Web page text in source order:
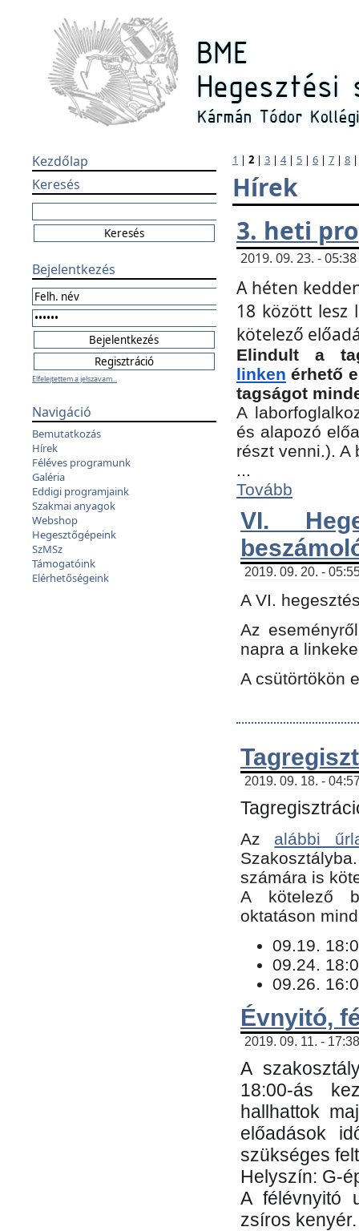
Kezdőlap
Keresés
Bejelentkezés
Elfelejtettem a jelszavam...
Navigáció
Bemutatkozás
Hírek
Féléves programunk
Galéria
Eddigi programjaink
Szakmai anyagok
Webshop
Hegesztőgépeink
SzMSz
Támogatóink
Elérhetőségeink
1 | 2 | 3 | 4| 5 | 6 | 7 | 8
Hírek
3. heti
2019. 09. 23. -
A héten
18 között lesz
kötelező
Elindult a
linken érhető
tagságot
A
és alapozó
részt venni.).
...
Tovább
VI.
2019. 09. 20. -
A VI.
Az
napra a
A csütörtökön
2019. 09. 18. -
Az alábbi
számára is
​A kötelező
oktatáson
09.19.
09.24.
09.26.
Évnyitó,
2019. 09. 11. -
A
18:00-ás
hallhattok
előadások
szükséges
Helyszín: G-
A félévnyitó
zsíros kenyér.